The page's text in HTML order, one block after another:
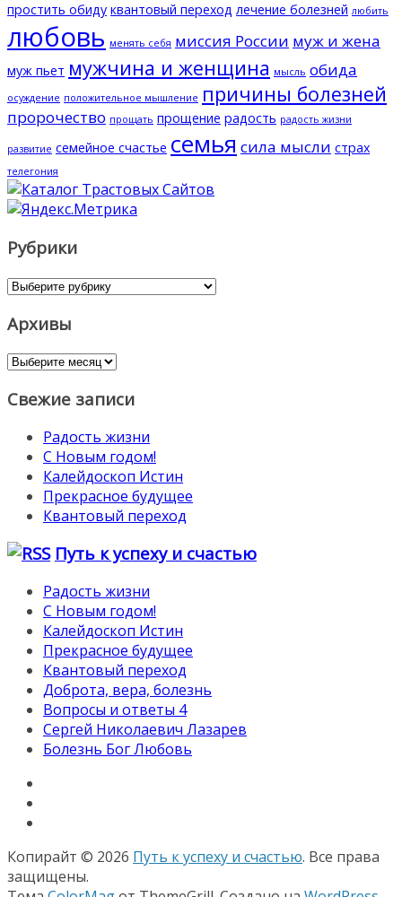
простить обиду квантовый переход лечение болезней любить
любовь менять себя миссия России муж и жена
муж пьет мужчина и женщина мысль обида
осуждение положительное мышление причины болезней
пророчество прощать прощение радость радость жизни
развитие семейное счастье семья сила мысли страх
телегония
Рубрики
Рубрики
Архивы
Архивы
Свежие записи
Радость жизни
С Новым годом!
Калейдоскоп Истин
Прекрасное будущее
Квантовый переход
Путь к успеху и счастью
Радость жизни
С Новым годом!
Калейдоскоп Истин
Прекрасное будущее
Квантовый переход
Доброта, вера, болезнь
Вопросы и ответы 4
Сергей Николаевич Лазарев
Болезнь Бог Любовь
Копирайт © 2026 Путь к успеху и счастью. Все права
защищены.